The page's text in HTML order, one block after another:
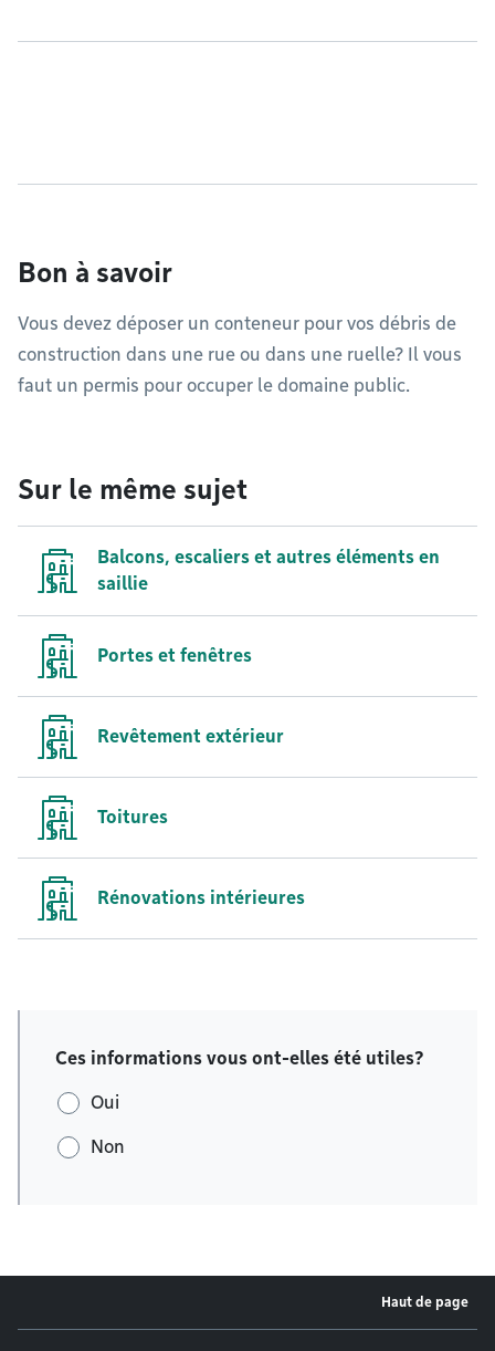
Bon à savoir
Vous devez déposer un conteneur pour vos débris de
construction dans une rue ou dans une ruelle? Il vous
faut un permis pour occuper le domaine public.
Sur le même sujet
Balcons, escaliers et autres éléments en
saillie
Portes et fenêtres
Revêtement extérieur
Toitures
Rénovations intérieures
Ces informations vous ont-elles été utiles?
Oui
Non
Haut de page